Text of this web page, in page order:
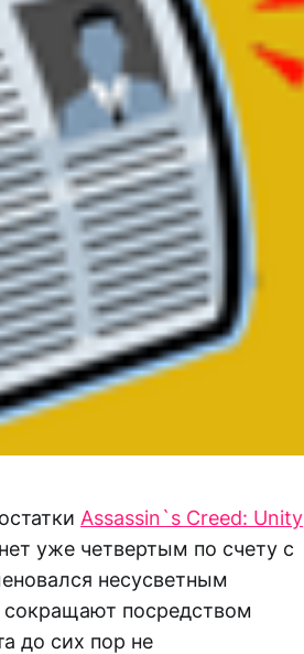
Assassin`s Creed: Unity
уже четвертым по счету с
несусветным
сокращают посредством
до сих пор не